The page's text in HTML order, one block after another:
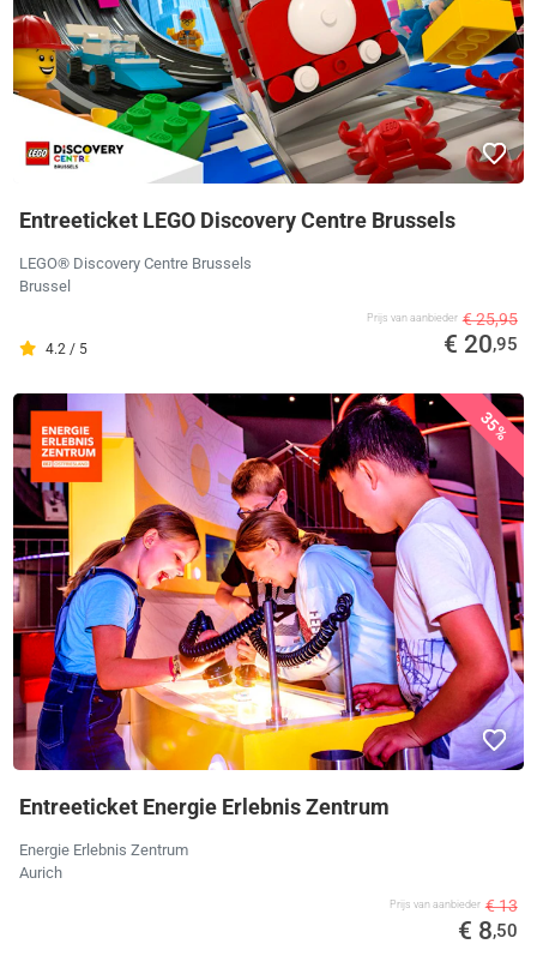
Entreeticket LEGO Discovery Centre Brussels
LEGO® Discovery Centre Brussels
Brussel
4.2 / 5
Prijs van aanbieder € 25,95
€ 20,95
35%
Entreeticket Energie Erlebnis Zentrum
Energie Erlebnis Zentrum
Aurich
Prijs van aanbieder € 13
€ 8,50